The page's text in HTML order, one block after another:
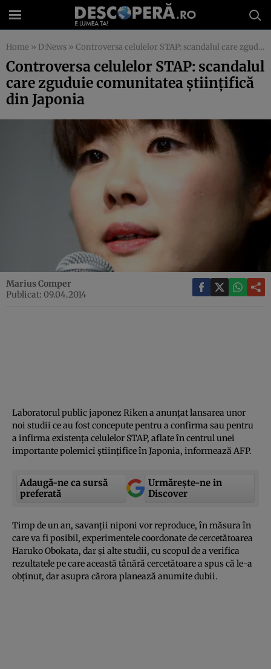
Home » D:News » Controversa celulelor STAP: scandalul care zguduie comunitatea ştiinţifică din Japonia
Controversa celulelor STAP: scandalul
care zguduie comunitatea ştiinţifică
din Japonia
Marius Comper
Publicat: 09.04.2014
Laboratorul public japonez Riken a anunţat lansarea unor
noi studii ce au fost concepute pentru a confirma sau pentru
a infirma existenţa celulelor STAP, aflate în centrul unei
importante polemici ştiinţifice în Japonia, informează AFP.
Adaugă-ne ca sursă
preferată
Urmărește-ne in
Discover
Timp de un an, savanţii niponi vor reproduce, în măsura în
care va fi posibil, experimentele coordonate de cercetătoarea
Haruko Obokata, dar şi alte studii, cu scopul de a verifica
rezultatele pe care această tânără cercetătoare a spus că le-a
obţinut, dar asupra cărora planează anumite dubii.